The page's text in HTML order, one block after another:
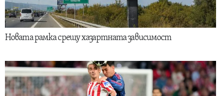
Новата рамка срещу хазартната зависимост